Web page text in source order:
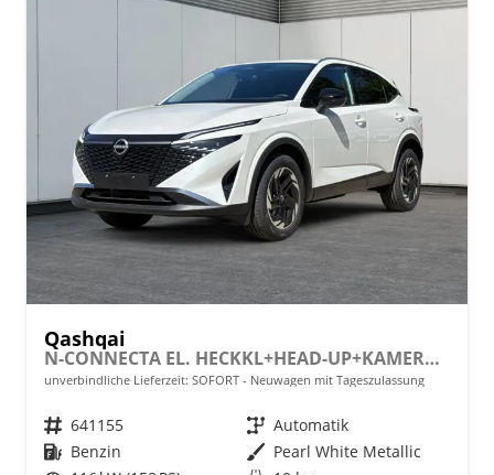
Qashqai
N-CONNECTA EL. HECKKL+HEAD-UP+KAMERA+ACC+PDC+SHZ+LED
unverbindliche Lieferzeit: SOFORT Neuwagen mit Tageszulassung
Fahrzeugnr. 641155 Getriebe Automatik
Kraftstoff Benzin Außenfarbe Pearl White Metallic